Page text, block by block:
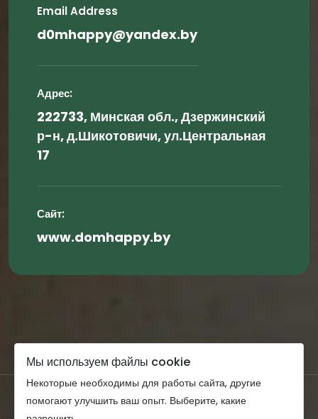
Email Address
d0mhappy@yandex.by
Адрес:
222733, Минская обл., Дзержинский
р-н, д.Шикотовичи, ул.Центральная
17
Сайт:
www.domhappy.by
Мы используем файлы cookie
Некоторые необходимы для работы сайта, другие
помогают улучшить ваш опыт. Выберите, какие